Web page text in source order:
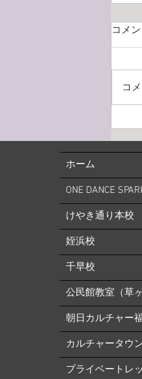
は
※
（
に
月
習
コメン
コ
ホーム
ONE DANCE
けやき通り本校
姪浜校
千早校
公民館教室（草
朝日カルチャー
カルチャータウ
プライベートレ